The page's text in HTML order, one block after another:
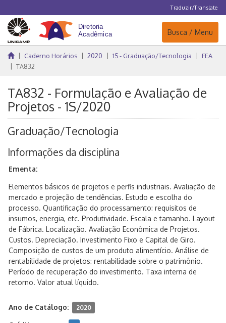
Traduzir/Translate
Navegação
Busca / Menu
Caderno Horários 2020 1S - Graduação/Tecnologia
FEA
TA832
TA832 - Formulação e Avaliação de
Projetos - 1S/2020
Graduação/Tecnologia
Informações da disciplina
Ementa:
Elementos básicos de projetos e perfis industriais. Avaliação de
mercado e projeção de tendências. Estudo e escolha do
processo. Quantificação do processamento: requisitos de
insumos, energia, etc. Produtividade. Escala e tamanho. Layout
de Fábrica. Localização. Avaliação Econômica de Projetos.
Custos. Depreciação. Investimento Fixo e Capital de Giro.
Composição de custos de um produto alimentício. Análise de
rentabilidade de projetos: rentabilidade sobre o patrimônio.
Período de recuperação do investimento. Taxa interna de
retorno. Valor atual líquido.
Ano de Catálogo: 2020